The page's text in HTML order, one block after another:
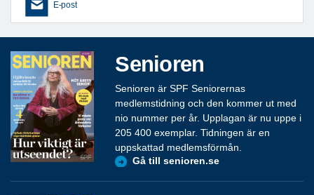
E-post
Senioren
Senioren är SPF Seniorernas
medlemstidning och den kommer ut med
nio nummer per år. Upplagan är nu uppe i
205 400 exemplar. Tidningen är en
uppskattad medlemsförmån.
Gå till senioren.se